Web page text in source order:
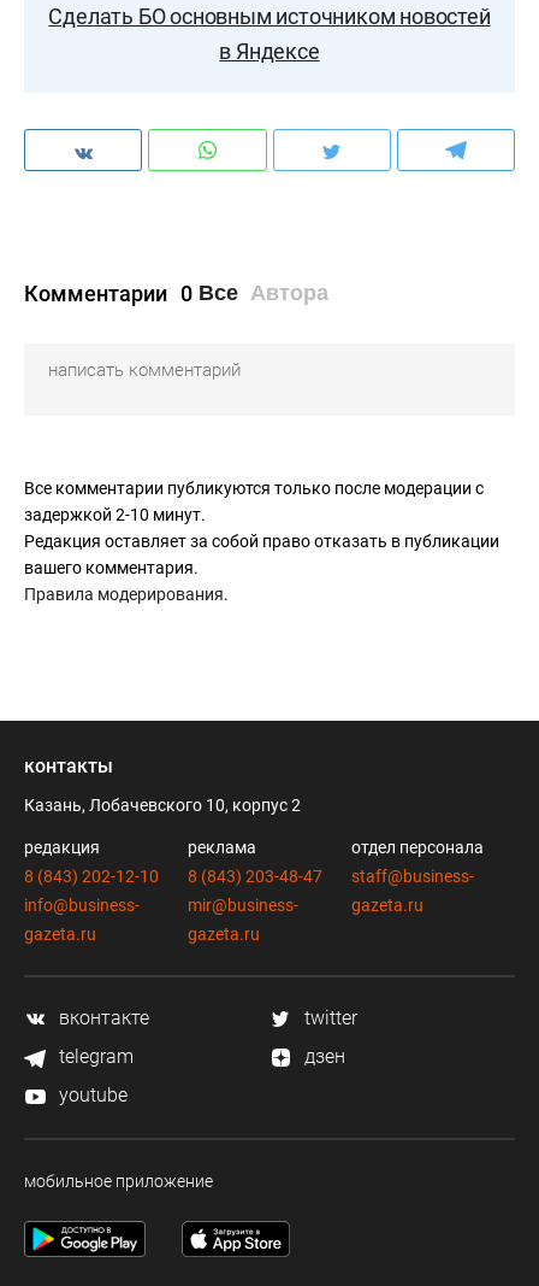
Сделать БО основным источником новостей
в Яндексе
Комментарии 0 Все Автора
Все комментарии публикуются только после модерации с
задержкой 2-10 минут.
Редакция оставляет за собой право отказать в публикации
вашего комментария.
Правила модерирования.
контакты
Казань, Лобачевского 10, корпус 2
редакция
8 (843) 202-12-10
info@business-
gazeta.ru
реклама
8 (843) 203-48-47
mir@business-
gazeta.ru
отдел персонала
staff@business-
gazeta.ru
вконтакте
twitter
telegram
дзен
youtube
мобильное приложение